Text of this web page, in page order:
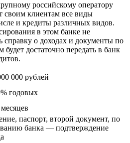
российскому оператору
своим клиентам все виды
и кредиты различных видов.
в этом банке не
справку о доходах и документы по
достаточно передать в банк
000 рублей
годовых
паспорт, второй документ, по
банка — подтверждение